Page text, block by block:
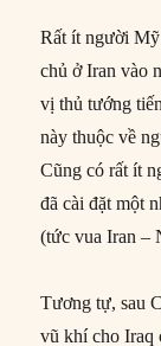
Rất ít người
chủ ở Iran vào
vị thủ tướng
này thuộc về
Cũng có rất ít
đã cài đặt một
(tức vua Iran –
Tương tự, sau
vũ khí cho Iraq